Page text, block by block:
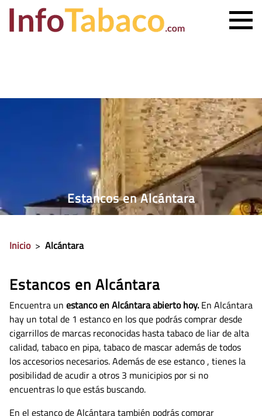
ESTANCO MÁS CERCANO
Estancos en Alcántara
Inicio > Alcántara
Estancos en Alcántara
Encuentra un estanco en Alcántara abierto hoy. En Alcántara
hay un total de 1 estanco en los que podrás comprar desde
cigarrillos de marcas reconocidas hasta tabaco de liar de alta
calidad, tabaco en pipa, tabaco de mascar además de todos
los accesorios necesarios.Además de ese estanco , tienes la
posibilidad de acudir a otros 3 municipios por si no
encuentras lo que estás buscando.
En el estanco de Alcántara también podrás comprar